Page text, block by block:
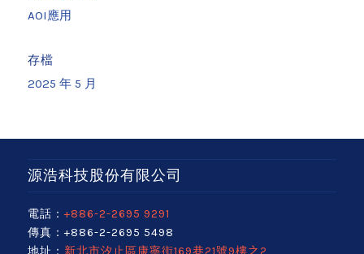
AOI應用
存檔
2025 年 5 月
源浩科技股份有限公司
電話： +886-2-2695 9291
傳真：+886-2-2695 5498